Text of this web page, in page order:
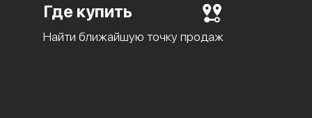
Где купить
Найти ближайшую точку продаж